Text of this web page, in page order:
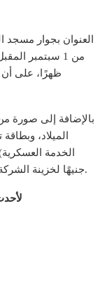
العنوان بجوار مسجد
بالإضافة إلى صورة
الميلاد،
جنيهًا لخزينة الشركة (لا ترد)، وتطبق القوانين واللوائح المعمول بها.